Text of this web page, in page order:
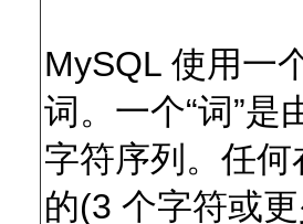
MySQL 使用一
词。一个“词”是
字符序列。任
的(3 个字符或